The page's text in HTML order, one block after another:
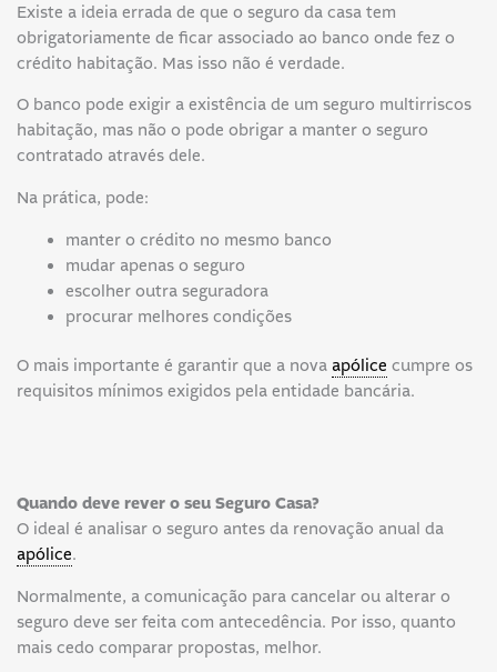
Existe a ideia errada de que o seguro da casa tem
obrigatoriamente de ficar associado ao banco onde fez o
crédito habitação. Mas isso não é verdade.
O banco pode exigir a existência de um seguro multirriscos
habitação, mas não o pode obrigar a manter o seguro
contratado através dele.
Na prática, pode:
manter o crédito no mesmo banco
mudar apenas o seguro
escolher outra seguradora
procurar melhores condições
O mais importante é garantir que a nova apólice cumpre os
requisitos mínimos exigidos pela entidade bancária.
Quando deve rever o seu Seguro Casa?
O ideal é analisar o seguro antes da renovação anual da
apólice.
Normalmente, a comunicação para cancelar ou alterar o
seguro deve ser feita com antecedência. Por isso, quanto
mais cedo comparar propostas, melhor.